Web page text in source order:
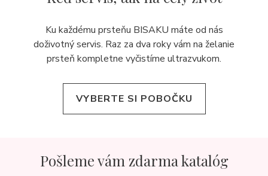
Ku každému prsteňu BISAKU máte od nás
doživotný servis. Raz za dva roky vám na želanie
prsteň kompletne vyčistíme ultrazvukom.
VYBERTE SI POBOČKU
Pošleme vám zdarma katalóg